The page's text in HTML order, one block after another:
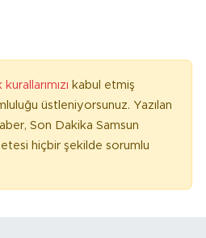
kabul etmiş
üstleniyorsunuz. Yazılan
Son Dakika Samsun
hiçbir şekilde sorumlu